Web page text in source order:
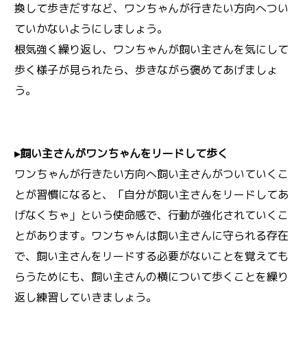
換して歩きだすなど、ワンちゃんが行きたい方向へつい
ていかないようにしましょう。
根気強く繰り返し、ワンちゃんが飼い主さんを気にして
歩く様子が見られたら、歩きながら褒めてあげましょ
う。
▸飼い主さんがワンちゃんをリードして歩く
ワンちゃんが行きたい方向へ飼い主さんがついていくこ
とが習慣になると、「自分が飼い主さんをリードしてあ
げなくちゃ」という使命感で、行動が強化されていくこ
とがあります。ワンちゃんは飼い主さんに守られる存在
で、飼い主さんをリードする必要がないことを覚えても
らうためにも、飼い主さんの横について歩くことを繰り
返し練習していきましょう。